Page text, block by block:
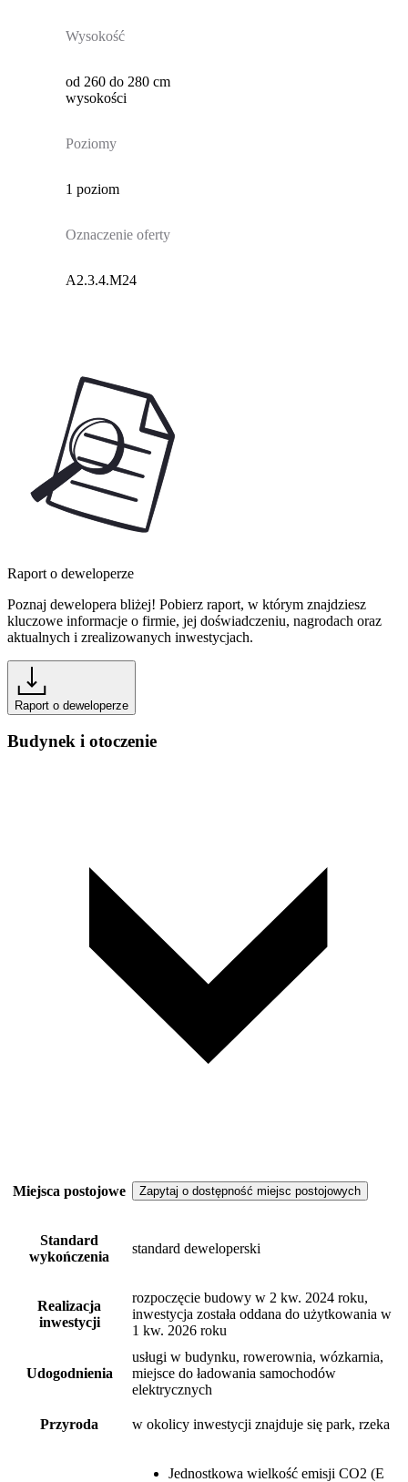
Wysokość
od 260 do 280 cm
wysokości
Poziomy
1 poziom
Oznaczenie oferty
A2.3.4.M24
Raport o deweloperze
Poznaj dewelopera bliżej! Pobierz raport, w którym znajdziesz
kluczowe informacje o firmie, jej doświadczeniu, nagrodach oraz
aktualnych i zrealizowanych inwestycjach.
Raport o deweloperze
Budynek i otoczenie
Miejsca postojowe Zapytaj o dostępność miejsc postojowych
Standard
wykończenia
standard deweloperski
Realizacja
inwestycji
rozpoczęcie budowy w 2 kw. 2024 roku,
inwestycja została oddana do użytkowania w
1 kw. 2026 roku
Udogodnienia
usługi w budynku, rowerownia, wózkarnia,
miejsce do ładowania samochodów
elektrycznych
Przyroda w okolicy inwestycji znajduje się park, rzeka
Jednostkowa wielkość emisji CO2 (E